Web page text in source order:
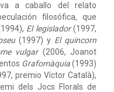
a caballo del relato
filosófica, que
El legislador(1997,
(1997) y El quincorn
vulgar(2006, Joanot
Grafomàquia(1993)
premio Víctor Català),
dels Jocs Florals de